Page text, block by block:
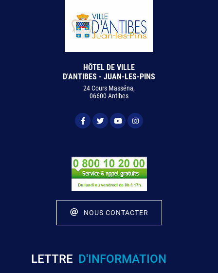
HÔTEL DE VILLE
D'ANTIBES - JUAN-LES-PINS
24 Cours Masséna,
06600 Antibes
NOUS CONTACTER
LETTRE D'INFORMATION